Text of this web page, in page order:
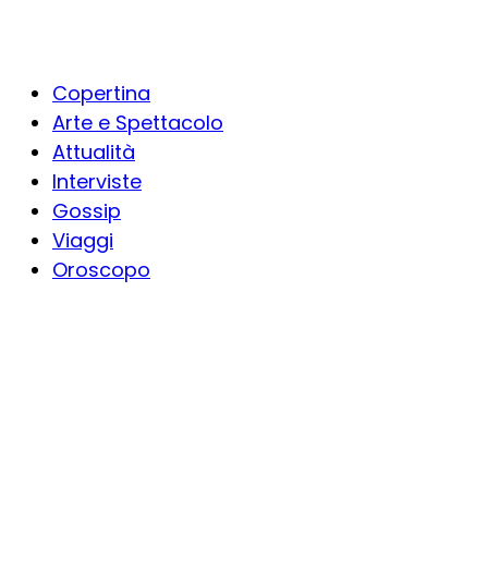
Copertina
Arte e Spettacolo
Attualità
Interviste
Gossip
Viaggi
Oroscopo